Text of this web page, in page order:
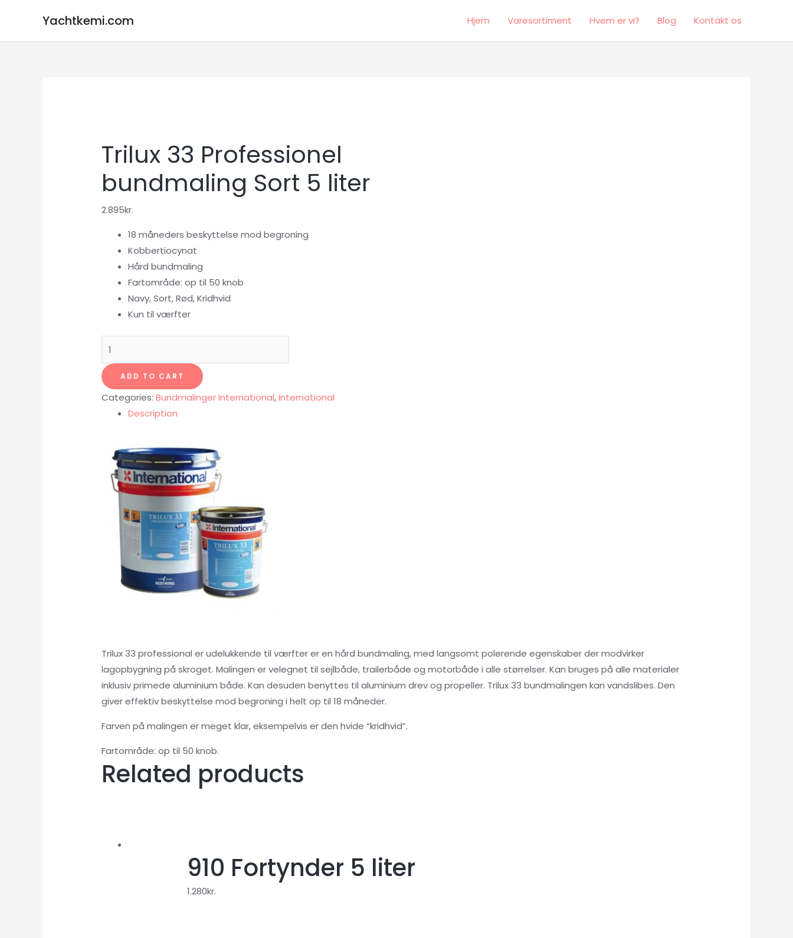
indholdet
Yachtkemi.com Hjem Varesortiment Hvem er vi? Blog Kontakt os
Trilux 33 Professionel
bundmaling Sort 5 liter
2.895kr.
18 måneders beskyttelse mod begroning
Kobbertiocynat
Hård bundmaling
Fartområde: op til 50 knob
Navy, Sort, Rød, Kridhvid
Kun til værfter
Professionel
bundmaling
quantity
ADD TO CART
Categories:Bundmalinger International,International
Description
Trilux 33 professional er udelukkende til værfter er en hård bundmaling, med langsomt polerende egenskaber der modvirker
lagopbygning på skroget. Malingen er velegnet til sejlbåde, trailerbåde og motorbåde i alle størrelser. Kan bruges på alle materialer
inklusiv primede aluminium både. Kan desuden benyttes til aluminium drev og propeller. Trilux 33 bundmalingen kan vandslibes. Den
giver effektiv beskyttelse mod begroning i helt op til 18 måneder.
Farven på malingen er meget klar, eksempelvis er den hvide “kridhvid”.
Fartområde: op til 50 knob.
Related products
910 Fortynder 5 liter
1.280kr.